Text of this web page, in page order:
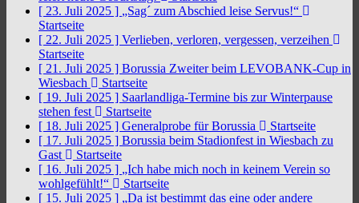
[ 23. Juli 2025 ] „Sag´ zum Abschied leise Servus!“
Startseite
[ 22. Juli 2025 ] Verlieben, verloren, vergessen, verzeihen
Startseite
[ 21. Juli 2025 ] Borussia Zweiter beim LEVOBANK-Cup in
Wiesbach
Startseite
[ 19. Juli 2025 ] Saarlandliga-Termine bis zur Winterpause
stehen fest
Startseite
[ 18. Juli 2025 ] Generalprobe für Borussia
Startseite
[ 17. Juli 2025 ] Borussia beim Stadionfest in Wiesbach zu
Gast
Startseite
[ 16. Juli 2025 ] „Ich habe mich noch in keinem Verein so
wohlgefühlt!“
Startseite
[ 15. Juli 2025 ] „Da ist bestimmt das eine oder andere